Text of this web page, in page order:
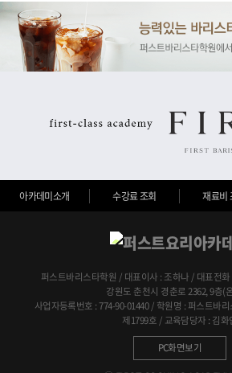
아카데미소개 수강료 조회 재료비
퍼스트바리스타학원 / 대표이사 : 조하나 / 대표전화
강원도 춘천시 경춘로 2362, 9층(
사업자등록번호 : 774-90-01440 / 학원명 : 퍼스트바
제1799호 / 교육담당자 : 김화
PC화면보기